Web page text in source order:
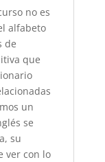
no es
alfabeto
de
que
un
se
su
ver con lo